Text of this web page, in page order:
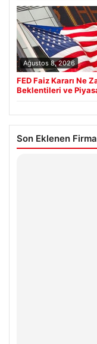
Ağustos 8, 2026
FED Faiz Kararı Ne
Beklentileri ve
Son Eklenen